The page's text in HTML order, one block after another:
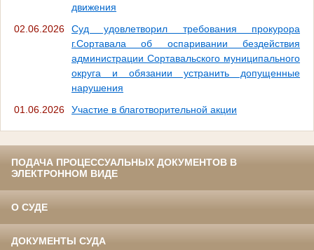
движения
02.06.2026
Cуд удовлетворил требования прокурора
г.Сортавала об оспаривании бездействия
администрации Сортавальского муниципального
округа и обязании устранить допущенные
нарушения
01.06.2026
Участие в благотворительной акции
ПОДАЧА ПРОЦЕССУАЛЬНЫХ ДОКУМЕНТОВ В
ЭЛЕКТРОННОМ ВИДЕ
О СУДЕ
ДОКУМЕНТЫ СУДА